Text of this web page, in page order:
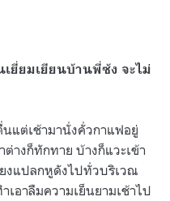
ยี่ยมเยียนบ้านพี่ซ้ง จะไม่
นแต่เช้ามานั่งคั่วกาแฟอยู่
างก็ทักทาย บ้างก็แวะเข้า
งแปลกหูดังไปทั่วบริเวณ
อาลืมความเย็นยามเช้าไป